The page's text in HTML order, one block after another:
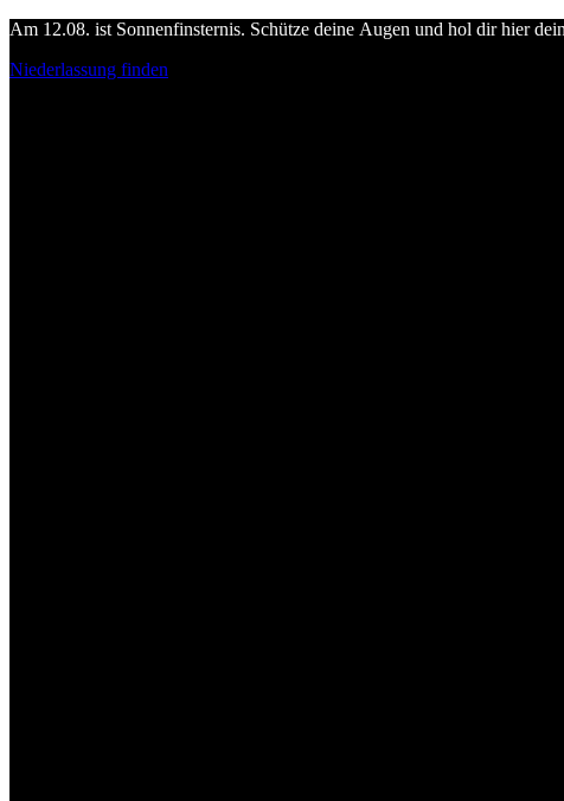
Am 12.08. ist Sonnenfinsternis. Schütze deine Augen und hol dir hier
Niederlassung finden